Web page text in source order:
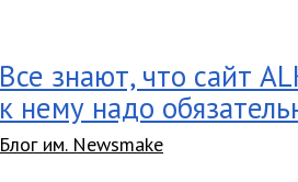
Все знают, что сайт
к нему надо
Блог им. Newsmake